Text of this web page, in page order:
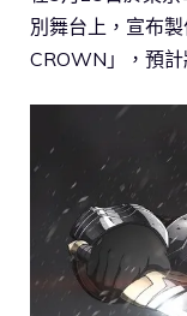
別舞台上，宣布
CROWN」，預